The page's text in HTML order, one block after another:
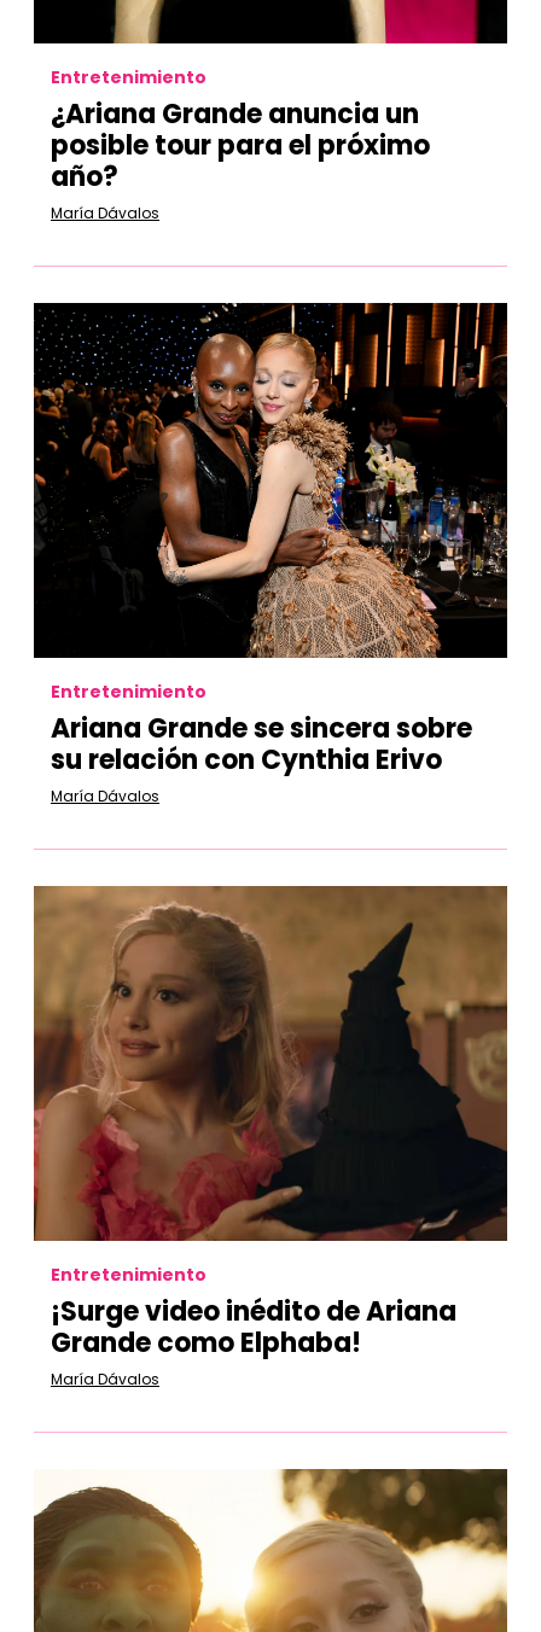
Entretenimiento
¿Ariana Grande anuncia un
posible tour para el próximo
año?
María Dávalos
Entretenimiento
Ariana Grande se sincera sobre
su relación con Cynthia Erivo
María Dávalos
Entretenimiento
¡Surge video inédito de Ariana
Grande como Elphaba!
María Dávalos